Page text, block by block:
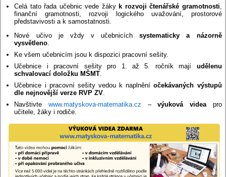
Celá tato řada učebnic vede žáky k rozvoji čtenářské gramotnosti,
finanční gramotnosti, rozvoji logického uvažování, prostorové
představivosti a k samostatnosti.
Nové učivo je vždy v učebnicíchsystematicky a názorně
vysvětleno.
Ke všem učebnicím jsou k dispozici pracovní sešity.
Učebnice i pracovní sešity pro 1. až 5. ročník mají udělenu
schvalovací doložku MŠMT.
Učebnice i pracovní sešity vedou k naplněníočekávaných výstupů
dle nejnovější verze RVP ZV.
Navštivtewww.matyskova-matematika.cz –výuková videapro
učitele, žáky i rodiče.